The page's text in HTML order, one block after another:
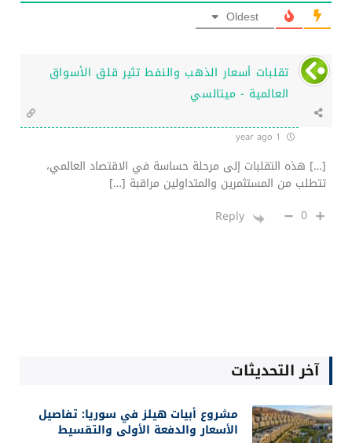
Oldest
تقلبات أسعار الذهب والنفط تثير قلق الأسواق
العالمية - ميتالسي
[…] هذه التقلبات إلى مرحلة حساسة في الاقتصاد العالمي،
تتطلب من المستثمرين والمتداولين مراقبة […]
0
Reply
آخر التحديثات
مشروع أبيات هيلز في سوريا: تفاصيل
الأسعار والدفعة الأولى والتقسيط